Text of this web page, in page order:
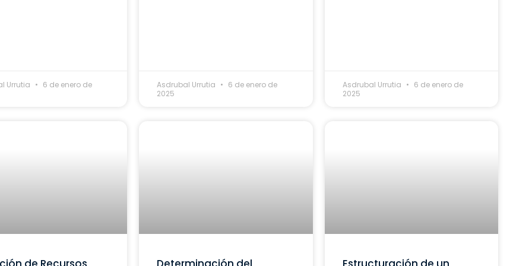
Urrutia 6 de enero de Asdrubal Urrutia
6 de enero de
2025
Asdrubal Urrutia
6 de enero de
2025